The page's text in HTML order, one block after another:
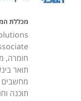
כוללים היכרות
ציוד משלים,
תוכנות וחומרות
וגרסאות, טיפול
אחרים. הלימודים
שלהן מעבדות
מכללת
חומרה,
תואר
מחשבים
תוכנה